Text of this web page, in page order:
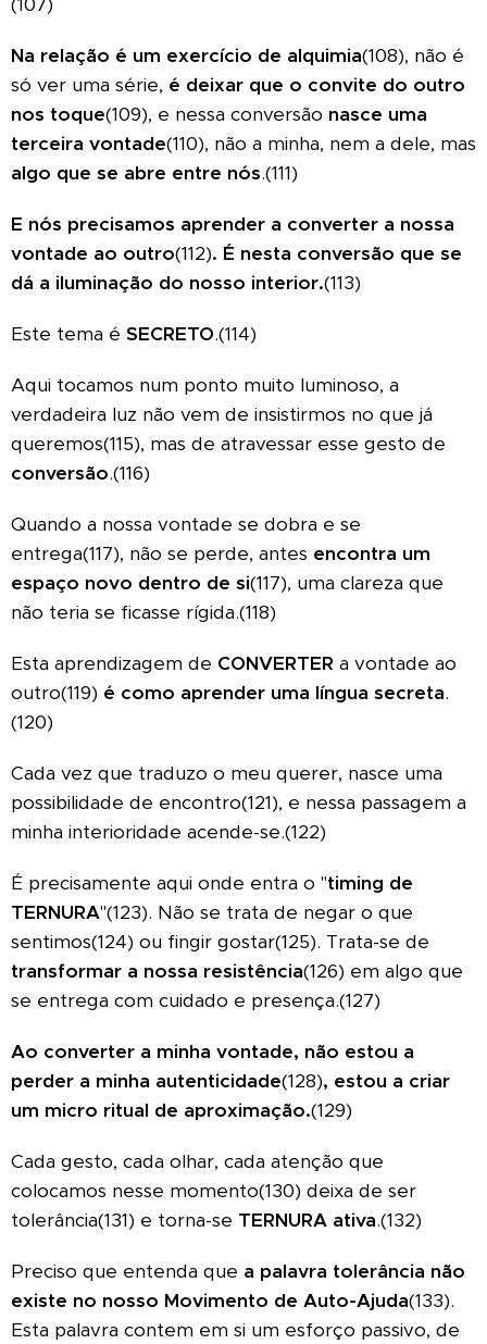
Na relação é um exercício de alquimia(108), não é
só ver uma série, é deixar que o convite do outro
nos toque(109), e nessa conversão nasce uma
terceira vontade(110), não a minha, nem a dele, mas
algo que se abre entre nós.(111)
E nós precisamos aprender a converter a nossa
vontade ao outro(112). É nesta conversão que se
dá a iluminação do nosso interior.(113)
Este tema é SECRETO.(114)
Aqui tocamos num ponto muito luminoso, a
verdadeira luz não vem de insistirmos no que já
queremos(115), mas de atravessar esse gesto de
conversão.(116)
Quando a nossa vontade se dobra e se
entrega(117), não se perde, antes encontra um
espaço novo dentro de si(117), uma clareza que
não teria se ficasse rígida.(118)
Esta aprendizagem de CONVERTER a vontade ao
outro(119) é como aprender uma língua secreta.
(120)
Cada vez que traduzo o meu querer, nasce uma
possibilidade de encontro(121), e nessa passagem a
minha interioridade acende-se.(122)
É precisamente aqui onde entra o "timing de
TERNURA"(123). Não se trata de negar o que
sentimos(124) ou fingir gostar(125). Trata-se de
transformar a nossa resistência(126) em algo que
se entrega com cuidado e presença.(127)
Ao converter a minha vontade, não estou a
perder a minha autenticidade(128), estou a criar
um micro ritual de aproximação.(129)
Cada gesto, cada olhar, cada atenção que
colocamos nesse momento(130) deixa de ser
tolerância(131) e torna-se TERNURA ativa.(132)
Preciso que entenda que a palavra tolerância não
existe no nosso Movimento de Auto-Ajuda(133).
Esta palavra contem em si um esforço passivo, de